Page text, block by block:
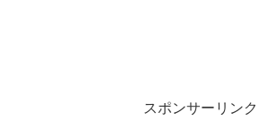
スポンサーリンク